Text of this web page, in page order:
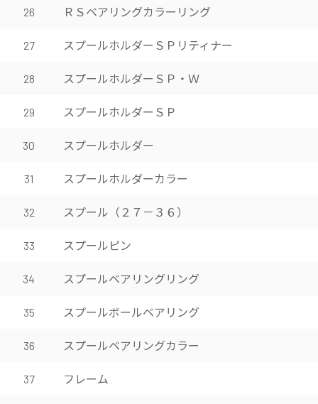
26 ＲＳベアリングカラーリング
27 スプールホルダーＳＰリティナー
28 スプールホルダーＳＰ・Ｗ
29 スプールホルダーＳＰ
30 スプールホルダー
31 スプールホルダーカラー
32 スプール（２７－３６）
33 スプールピン
34 スプールベアリングリング
35 スプールボールベアリング
36 スプールベアリングカラー
37 フレーム